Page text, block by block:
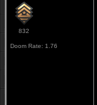
832
Doom Rate: 1.76